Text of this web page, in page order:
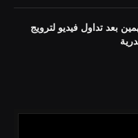
يضبط 4 متهمين بعد تداول فيديو لترويج